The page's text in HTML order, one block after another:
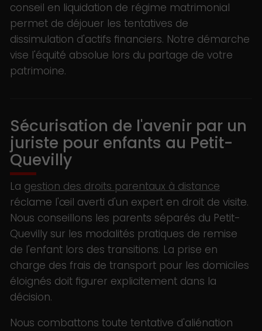
conseil en liquidation de régime matrimonial
permet de déjouer les tentatives de
dissimulation d'actifs financiers. Notre démarche
vise l'équité absolue lors du partage de votre
patrimoine.
Sécurisation de l'avenir par un
juriste pour enfants au Petit-
Quevilly
La gestion des droits parentaux à distance
réclame l'œil averti d'un expert en droit de visite.
Nous conseillons les parents séparés du Petit-
Quevilly sur les modalités pratiques de remise
de l'enfant lors des transitions. La prise en
charge des frais de transport pour les domiciles
éloignés doit figurer explicitement dans la
décision.
Nous combattons toute tentative d'aliénation